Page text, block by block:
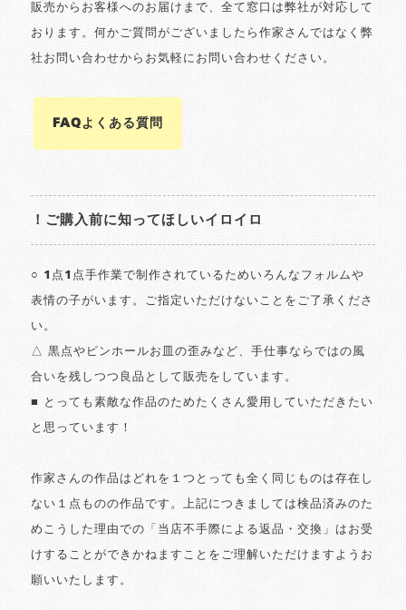
販売からお客様へのお届けまで、全て窓口は弊社が対応して
おります。何かご質問がございましたら作家さんではなく弊
社お問い合わせからお気軽にお問い合わせください。
FAQよくある質問
！ご購入前に知ってほしいイロイロ
○ 1点1点手作業で制作されているためいろんなフォルムや
表情の子がいます。ご指定いただけないことをご了承くださ
い。
△ 黒点やピンホールお皿の歪みなど、手仕事ならではの風
合いを残しつつ良品として販売をしています。
■ とっても素敵な作品のためたくさん愛用していただきたい
と思っています！
作家さんの作品はどれを１つとっても全く同じものは存在し
ない１点ものの作品です。上記につきましては検品済みのた
めこうした理由での「当店不手際による返品・交換」はお受
けすることができかねますことをご理解いただけますようお
願いいたします。